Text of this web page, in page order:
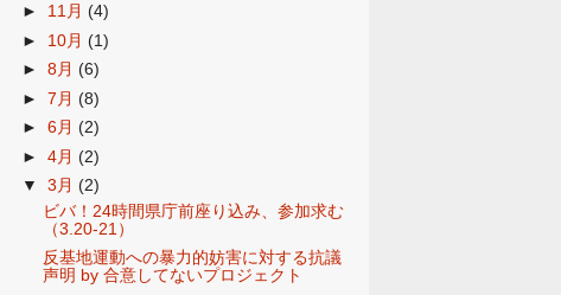
► 11月 (4)
► 10月 (1)
► 8月 (6)
► 7月 (8)
► 6月 (2)
► 4月 (2)
▼
3月 (2)
ビバ！24時間県庁前座り込み、参加求む
（3.20-21）
反基地運動への暴力的妨害に対する抗議
声明 by 合意してないプロジェクト